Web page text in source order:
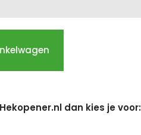
Enkel hek Openers
Enkele poort Openers
dan kies je voor: